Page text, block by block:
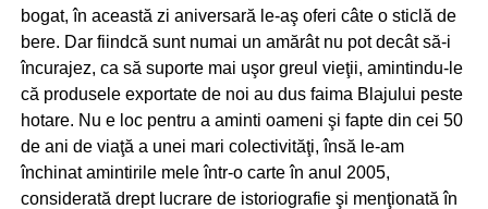
bogat, în această zi aniversară le-aş oferi câte o sticlă de
bere. Dar fiindcă sunt numai un amărât nu pot decât să-i
încurajez, ca să suporte mai uşor greul vieţii, amintindu-le
că produsele exportate de noi au dus faima Blajului peste
hotare. Nu e loc pentru a aminti oameni şi fapte din cei 50
de ani de viaţă a unei mari colectivităţi, însă le-am
închinat amintirile mele într-o carte în anul 2005,
considerată drept lucrare de istoriografie şi menţionată în